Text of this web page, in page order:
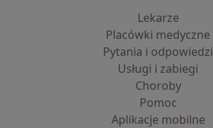
Lekarze
Placówki medyczne
Pytania i odpowiedzi
Usługi i zabiegi
Choroby
Pomoc
Aplikacje mobilne